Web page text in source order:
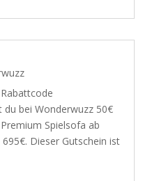
du bei Wonderwuzz 50€
Spielsofa ab
Dieser Gutschein ist